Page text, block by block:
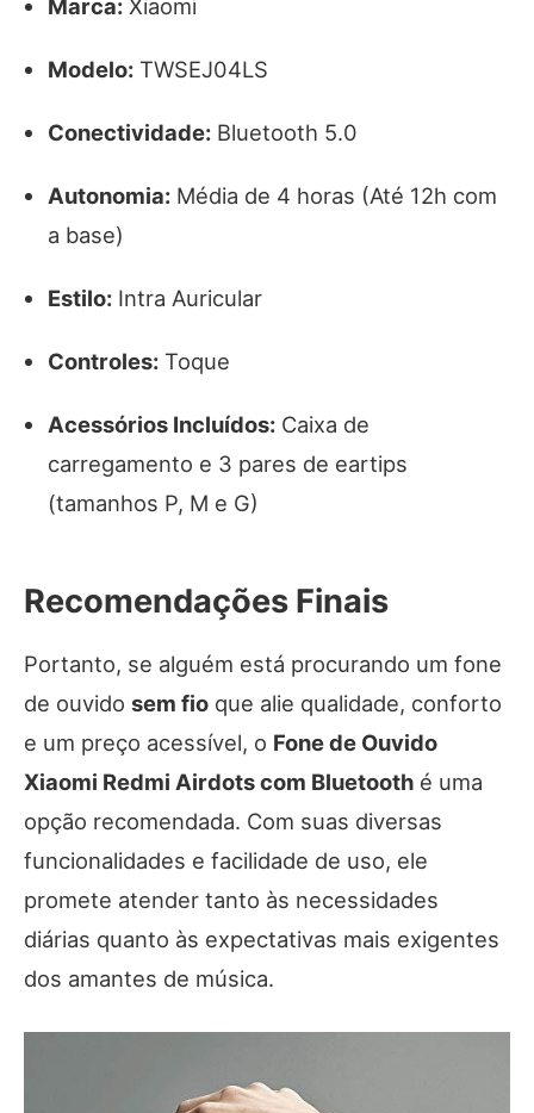
Marca: Xiaomi
Modelo: TWSEJ04LS
Conectividade: Bluetooth 5.0
Autonomia: Média de 4 horas (Até 12h com
a base)
Estilo: Intra Auricular
Controles: Toque
Acessórios Incluídos: Caixa de
carregamento e 3 pares de eartips
(tamanhos P, M e G)
Recomendações Finais
Portanto, se alguém está procurando um fone
de ouvido sem fio que alie qualidade, conforto
e um preço acessível, o Fone de Ouvido
Xiaomi Redmi Airdots com Bluetooth é uma
opção recomendada. Com suas diversas
funcionalidades e facilidade de uso, ele
promete atender tanto às necessidades
diárias quanto às expectativas mais exigentes
dos amantes de música.